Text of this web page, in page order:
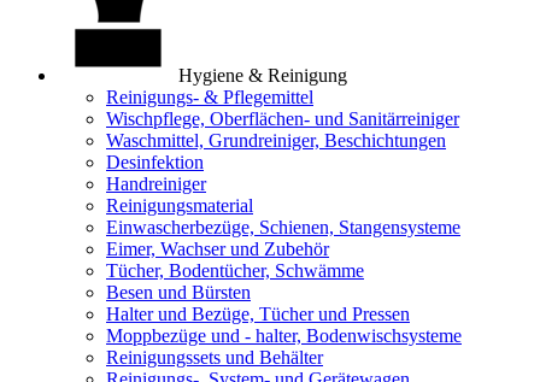
Hygiene & Reinigung
Reinigungs- & Pflegemittel
Wischpflege, Oberflächen- und Sanitärreiniger
Waschmittel, Grundreiniger, Beschichtungen
Desinfektion
Handreiniger
Reinigungsmaterial
Einwascherbezüge, Schienen, Stangensysteme
Eimer, Wachser und Zubehör
Tücher, Bodentücher, Schwämme
Besen und Bürsten
Halter und Bezüge, Tücher und Pressen
Moppbezüge und - halter, Bodenwischsysteme
Reinigungssets und Behälter